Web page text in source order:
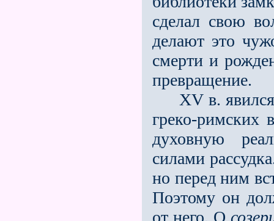
сделал свою
делают это
смерти и
превращение.
ХV в. явился
греко-римских
духовную
силами
но перед ним
Поэтому он
от него. О